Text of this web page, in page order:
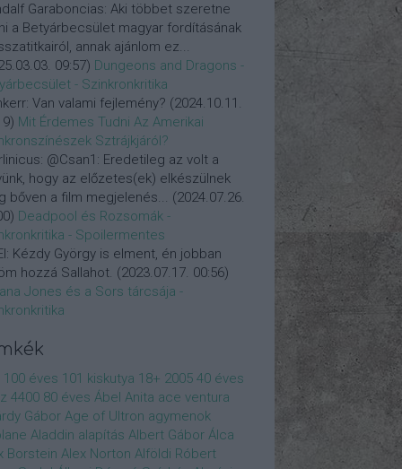
Garaboncias: Aki többet szeretne
a Betyárbecsület magyar fordításának
annak ajánlom ez...
09:57) Dungeons and Dragons -
- Szinkronkritika
Van valami fejlemény? (2024.10.11.
) Mit Érdemes Tudni Az Amerikai
Sztrájkjáról?
@Csan1: Eredetileg az volt a
hogy az előzetes(ek) elkészülnek
bőven a film megjelenés... (2024.07.26.
) Deadpool és Rozsomák -
- Spoilermentes
Kézdy György is elment, én jobban
hozzá Sallahot. (2023.07.17. 00:56)
Jones és a Sors tárcsája -
100 éves 101 kiskutya 18+ 2005 40 éves
4400 80 éves Ábel Anita ace ventura
Gábor Age of Ultron agymenok
Aladdin alapítás Albert Gábor Álca
Borstein Alex Norton Alföldi Róbert